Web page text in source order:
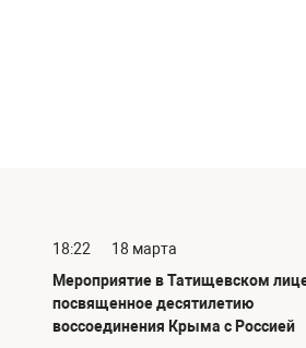
18:22
18 марта
Мероприятие в Татищевском
посвященное десятилетию
воссоединения Крыма с Россией